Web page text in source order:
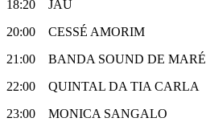
18:20 JAU
20:00 CESSÉ AMORIM
21:00 BANDA SOUND DE MARÉ
22:00 QUINTAL DA TIA CARLA
23:00 MONICA SANGALO